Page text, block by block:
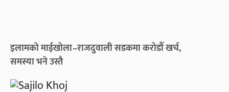
इलामको माईखोला–राजदुवाली सडकमा करोडौँ खर्च,
समस्या भने उस्तै